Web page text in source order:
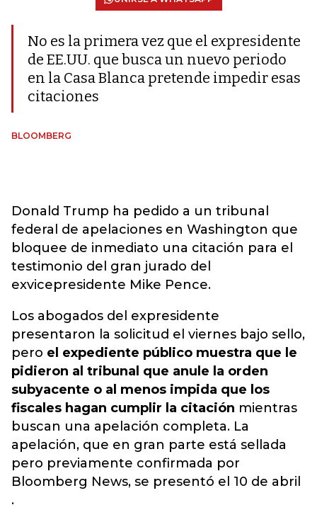
No es la primera vez que el expresidente
de EE.UU. que busca un nuevo periodo
en la Casa Blanca pretende impedir esas
citaciones
BLOOMBERG
Donald Trump ha pedido a un tribunal
federal de apelaciones en Washington que
bloquee de inmediato una citación para el
testimonio del gran jurado del
exvicepresidente Mike Pence.
Los abogados del expresidente
presentaron la solicitud el viernes bajo sello,
pero el expediente público muestra que le
pidieron al tribunal que anule la orden
subyacente o al menos impida que los
fiscales hagan cumplir la citación mientras
buscan una apelación completa. La
apelación, que en gran parte está sellada
pero previamente confirmada por
Bloomberg News, se presentó el 10 de abril
.